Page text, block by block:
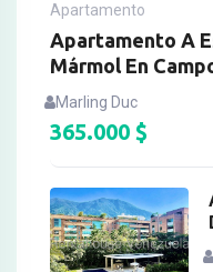
Apartamento
Apartamento A
Mármol En
Marling Duc
365.000 $